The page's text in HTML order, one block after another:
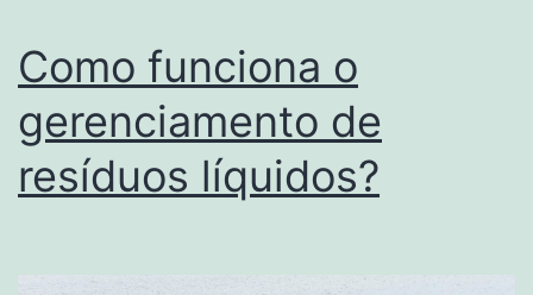
Como funciona o
gerenciamento de
resíduos líquidos?